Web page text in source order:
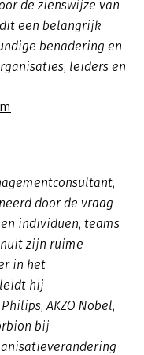
de zienswijze van
een belangrijk
benadering en
leiders en
door de vraag
individuen, teams
zijn ruime
in het
hij
AKZO Nobel,
bij